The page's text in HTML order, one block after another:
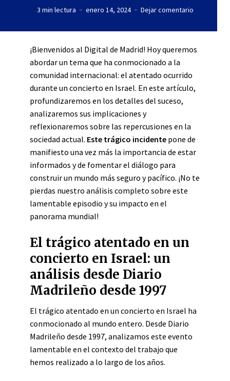
3 min lectura enero 14, 2024 Dejar comentario
¡Bienvenidos al Digital de Madrid! Hoy queremos
abordar un tema que ha conmocionado a la
comunidad internacional: el atentado ocurrido
durante un concierto en Israel. En este artículo,
profundizaremos en los detalles del suceso,
analizaremos sus implicaciones y
reflexionaremos sobre las repercusiones en la
sociedad actual. Este trágico incidente pone de
manifiesto una vez más la importancia de estar
informados y de fomentar el diálogo para
construir un mundo más seguro y pacífico. ¡No te
pierdas nuestro análisis completo sobre este
lamentable episodio y su impacto en el
panorama mundial!
El trágico atentado en un
concierto en Israel: un
análisis desde Diario
Madrileño desde 1997
El trágico atentado en un concierto en Israel ha
conmocionado al mundo entero. Desde Diario
Madrileño desde 1997, analizamos este evento
lamentable en el contexto del trabajo que
hemos realizado a lo largo de los años.